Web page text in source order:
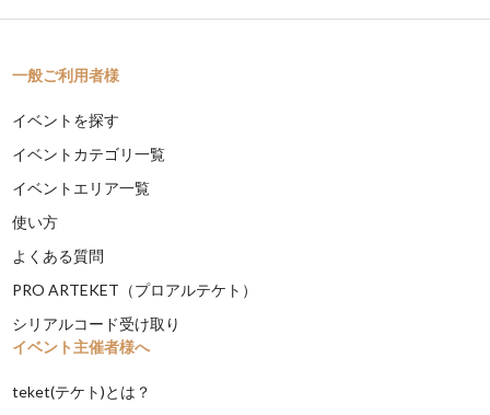
一般ご利用者様
イベントを探す
イベントカテゴリ一覧
イベントエリア一覧
使い方
よくある質問
PRO ARTEKET（プロアルテケト）
シリアルコード受け取り
イベント主催者様へ
teket(テケト)とは？